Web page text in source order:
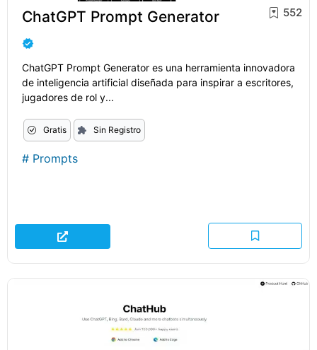
ChatGPT Prompt Generator 552
ChatGPT Prompt Generator es una herramienta innovadora
de inteligencia artificial diseñada para inspirar a escritores,
jugadores de rol y...
Gratis Sin Registro
# Prompts